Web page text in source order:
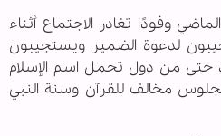
وفودًا تغادر الاجتماع أثناء
لدعوة الضمير ويستجيبون
حتى من دول تحمل اسم الإسلام
مخالف للقرآن وسنة النبي